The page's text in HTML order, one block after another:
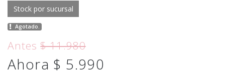
Stock por sucursal
Agotado.
Antes$ 11.980
Ahora $ 5.990